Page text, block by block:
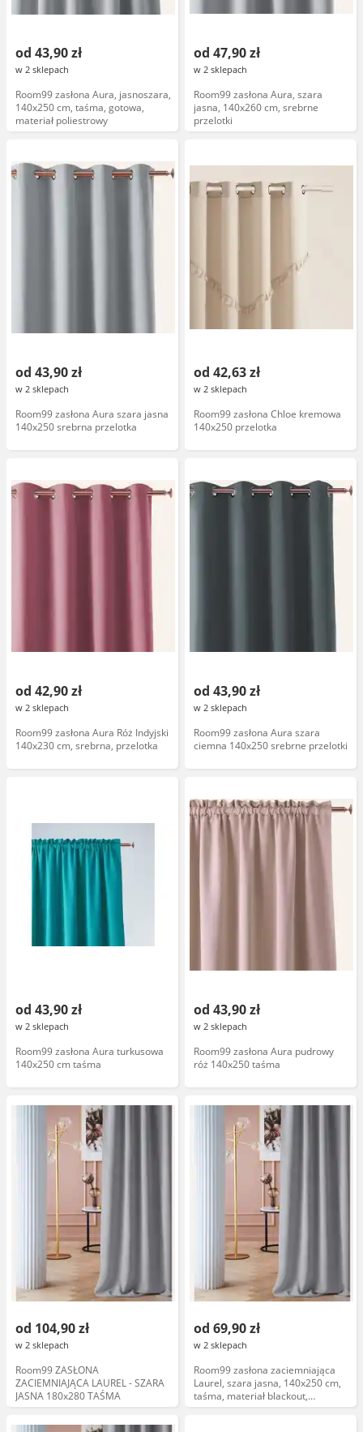
od 43,90 zł
w 2 sklepach
Room99 zasłona Aura, jasnoszara,
140x250 cm, taśma, gotowa,
materiał poliestrowy
od 47,90 zł
w 2 sklepach
Room99 zasłona Aura, szara
jasna, 140x260 cm, srebrne
przelotki
od 43,90 zł
w 2 sklepach
Room99 zasłona Aura szara jasna
140x250 srebrna przelotka
od 42,63 zł
w 2 sklepach
Room99 zasłona Chloe kremowa
140x250 przelotka
od 42,90 zł
w 2 sklepach
Room99 zasłona Aura Róż Indyjski
140x230 cm, srebrna, przelotka
od 43,90 zł
w 2 sklepach
Room99 zasłona Aura szara
ciemna 140x250 srebrne przelotki
od 43,90 zł
w 2 sklepach
Room99 zasłona Aura turkusowa
140x250 cm taśma
od 43,90 zł
w 2 sklepach
Room99 zasłona Aura pudrowy
róż 140x250 taśma
od 104,90 zł
w 2 sklepach
Room99 ZASŁONA
ZACIEMNIAJĄCA LAUREL - SZARA
JASNA 180x280 TAŚMA
od 69,90 zł
w 2 sklepach
Room99 zasłona zaciemniająca
Laurel, szara jasna, 140x250 cm,
taśma, materiał blackout,
nowoczesny design